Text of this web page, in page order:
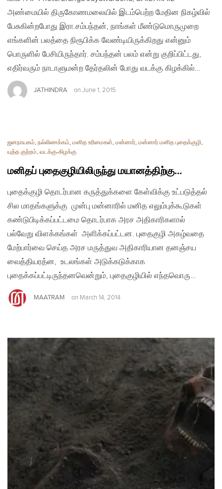
அண்மையில் திருகோணமலையில் இடம்பெற்ற மேதின நிகழ்வில்
பேசுகின்றபோது இரா.சம்பந்தன், நாங்கள் மீண்டுமொருமுறை
எங்களின் பலத்தை நிரூபிக்க வேண்டியிருக்கிறது என்னும்
பொருளில் பேசியிருந்தார். சம்பந்தன் பலம் என்று குறிப்பிட்டது,
எதிர்வரும் நாடாளுமன்ற தேர்தலின் போது வடக்கு கிழக்கில்…
JATHINDRA on June 1, 2015
ஜனநாயகம், நல்லிணக்கம், மனித உரிமைகள், மன்னார், மன்னார் மனித புதைக்குழி,
யுத்த குற்றம், வடக்கு-கிழக்கு
மனிதப் புதைகுழியிலிருந்து மயானத்திற்கு…
புதைக்குழி தொடர்பான கருத்துக்களை கேள்விக்கு உட்படுத்தல்
சில மாதங்களுக்கு முன்பு மன்னாரில் மனித எலும்புக்கூடுகள்
கண்டுபிடிக்கப்பட்டமை தொடர்பாக அரச அதிகாரிகளால்
பல்வேறு விளக்கங்கள் அளிக்கப்பட்டன. புதைகுழி அகழ்வதை
மேற்பார்வை செய்த அரச மருத்துவ அதிகாரியான தனஞ்சய
வைத்தியரத்ன, உடலங்கள் அடுக்கடுக்காக
புதைக்கப்பட்டிருந்தனவென்றும், புதைகுழியில் எந்தவொரு…
MAATRAM on March 14, 2014